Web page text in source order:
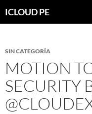
hacia
ICLOUD PE
SIN CATEGORÍA
MOTION
SECURITY